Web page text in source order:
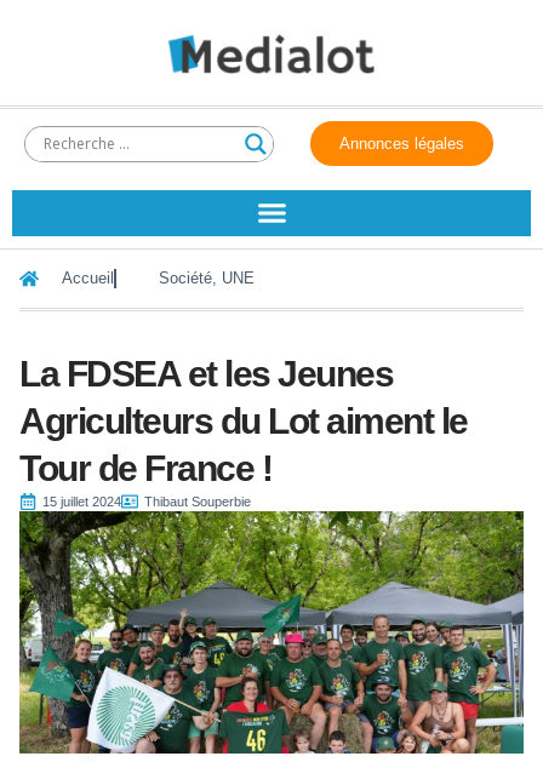
Annonces légales
Accueil Société, UNE
La FDSEA et les Jeunes
Agriculteurs du Lot aiment le
Tour de France !
15 juillet 2024 Thibaut Souperbie